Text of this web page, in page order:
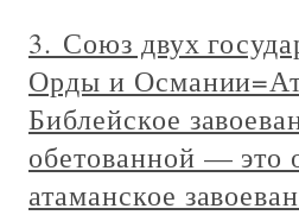
3. Союз двух
Орды и
Библейское
обетованной — это
атаманское